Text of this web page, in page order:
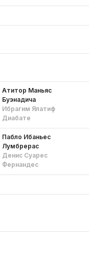
Атитор Маньяс
Буэнадича
Ибрагим Ялатиф
Диабате
Пабло Ибаньес
Лумбрерас
Денис Суарес
Фернандес